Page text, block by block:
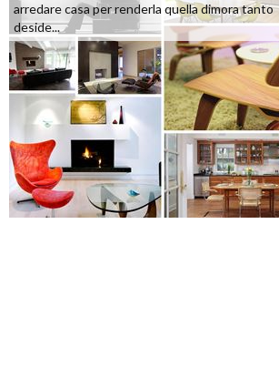
arredare casa per renderla quella dimora tanto
deside...